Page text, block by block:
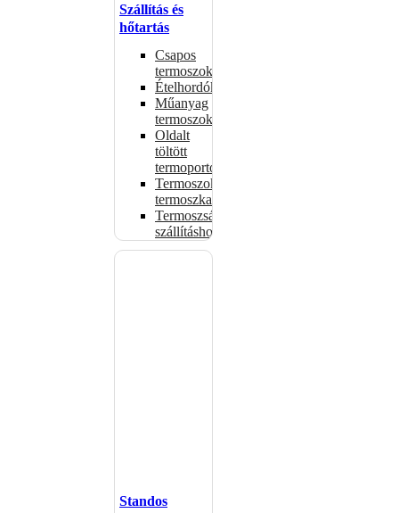
Szállítás és
hőtartás
Csapos
termoszok
Ételhordók
Műanyag
termoszok
Oldalt
töltött
termoportok
Termoszok,
termoszkannák
Termoszsákok
szállításhoz
Standos